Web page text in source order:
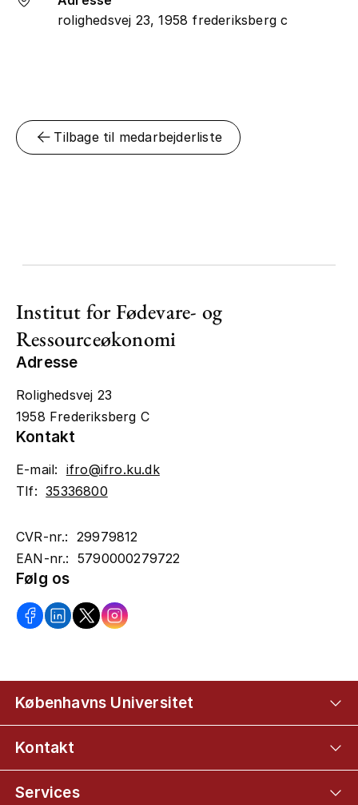
rolighedsvej 23, 1958 frederiksberg c
Tilbage til medarbejderliste
Institut for Fødevare- og
Ressourceøkonomi
Adresse
Rolighedsvej 23
1958 Frederiksberg C
Kontakt
E-mail: ifro@ifro.ku.dk
Tlf:35336800
CVR-nr.: 29979812
EAN-nr.: 5790000279722
Følg os
Københavns Universitet
Kontakt
Services